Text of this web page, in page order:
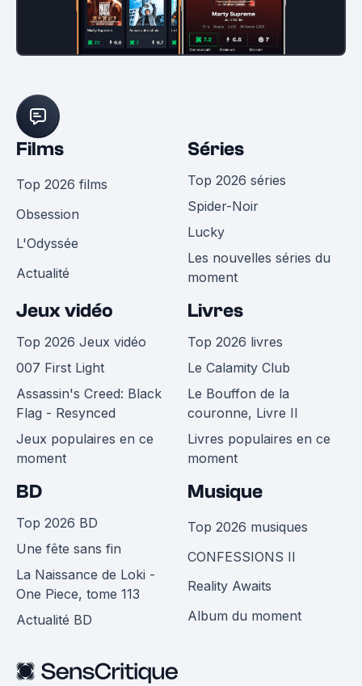
Films
Top 2026 films
Obsession
L'Odyssée
Actualité
Séries
Top 2026 séries
Spider-Noir
Lucky
Les nouvelles séries du
moment
Jeux vidéo
Top 2026 Jeux vidéo
007 First Light
Assassin's Creed: Black
Flag - Resynced
Jeux populaires en ce
moment
Livres
Top 2026 livres
Le Calamity Club
Le Bouffon de la
couronne, Livre II
Livres populaires en ce
moment
BD
Top 2026 BD
Une fête sans fin
La Naissance de Loki -
One Piece, tome 113
Actualité BD
Musique
Top 2026 musiques
CONFESSIONS II
Reality Awaits
Album du moment